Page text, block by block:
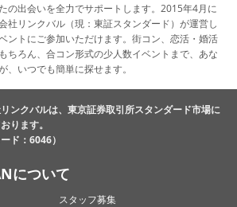
の出会いを全力でサポートします。2015年4月に
社リンクバル（現：東証スタンダード）が運営し
ントにご参加いただけます。街コン、恋活・婚活
ちろん、合コン形式の少人数イベントまで、あな
、いつでも簡単に探せます。
ンクバルは、東京証券取引所スタンダード市場に
ります。
ド：6046）
について
スタッフ募集